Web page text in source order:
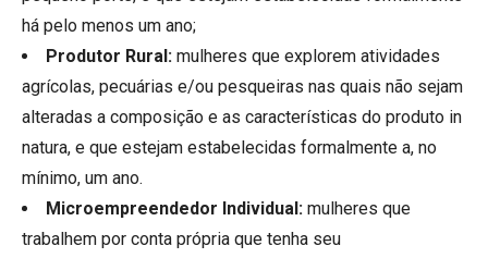
há pelo menos um ano;
Produtor Rural: mulheres que explorem atividades
agrícolas, pecuárias e/ou pesqueiras nas quais não sejam
alteradas a composição e as características do produto in
natura, e que estejam estabelecidas formalmente a, no
mínimo, um ano.
Microempreendedor Individual: mulheres que
trabalhem por conta própria que tenha seu